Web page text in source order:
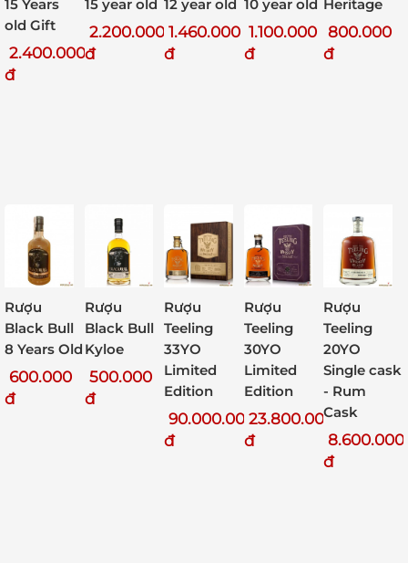
15 Years
old Gift
2.400.000
đ
15 year old
2.200.000
đ
12 year old
1.460.000
đ
10 year old
1.100.000
đ
Heritage
800.000
đ
Rượu
Black Bull
8 Years Old
600.000
đ
Rượu
Black Bull
Kyloe
500.000
đ
Rượu
Teeling
33YO
Limited
Edition
90.000.000
đ
Rượu
Teeling
30YO
Limited
Edition
23.800.000
đ
Rượu
Teeling
20YO
Single cask
- Rum
Cask
8.600.000
đ